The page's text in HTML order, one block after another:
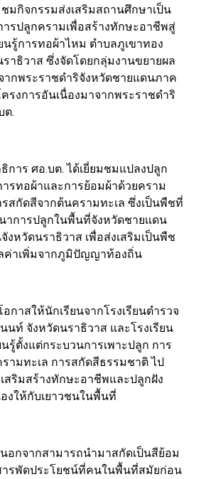
มกิจกรรมส่งเสริมสถานศึกษาเป็น
ารปลูกครามเพื่อสร้างทักษะอาชีพสู่
รู้การทอผ้าไหม ตำบลภูเขาทอง
าธิวาส ซึ่งจัดโดยกลุ่มงานขยายผล
ากพระราชดำริจังหวัดชายแดนภาค
รงการอันเนื่องมาจากพระราชดำริ
ต.
การ ศอ.บต. ได้เยี่ยมชมแปลงปลูก
รทอผ้าและการย้อมผ้าด้วยคราม
สกัดสีจากต้นครามทะเล ซึ่งเป็นพืชที่
าการปลูกในพื้นที่จังหวัดชายแดน
งหวัดนราธิวาส เพื่อส่งเสริมเป็นพืช
ค่าเพิ่มจากภูมิปัญญาท้องถิ่น
กาสให้นักเรียนจากโรงเรียนตำรวจ
นท์ จังหวัดนราธิวาส และโรงเรียน
รู้ตั้งแต่กระบวนการเพาะปลูก การ
รามทะเล การสกัดสีธรรมชาติ ไป
สริมสร้างทักษะอาชีพและปลูกฝัง
งให้กับเยาวชนในพื้นที่
นอกจากสามารถนำมาสกัดเป็นสีย้อม
ารพัดประโยชน์ที่คนในพื้นที่สมัยก่อน